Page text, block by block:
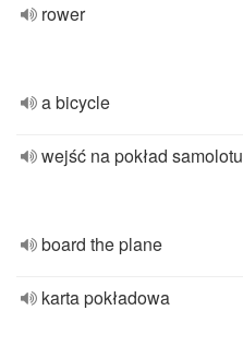
rower
a bicycle
wejść na pokład samolotu
board the plane
karta pokładowa